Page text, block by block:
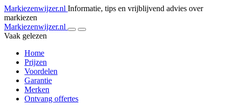
Markiezenwijzer.nl Informatie, tips en vrijblijvend advies over
markiezen
Markiezenwijzer.nl
Vaak gelezen
Home
Prijzen
Voordelen
Garantie
Merken
Ontvang offertes